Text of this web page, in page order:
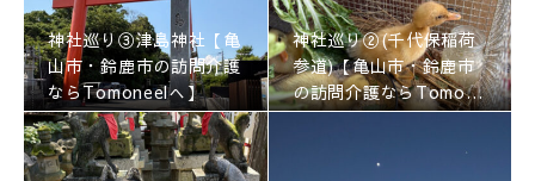
神社巡り③津島神社【亀
山市・鈴鹿市の訪問介護
ならTomoneelへ】
神社巡り②(千代保稲荷
参道)【亀山市・鈴鹿市
の訪問介護ならTomone
elへ】